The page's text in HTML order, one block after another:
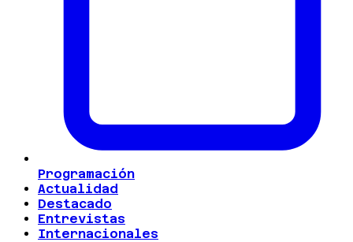
Programación
Actualidad
Destacado
Entrevistas
Internacionales